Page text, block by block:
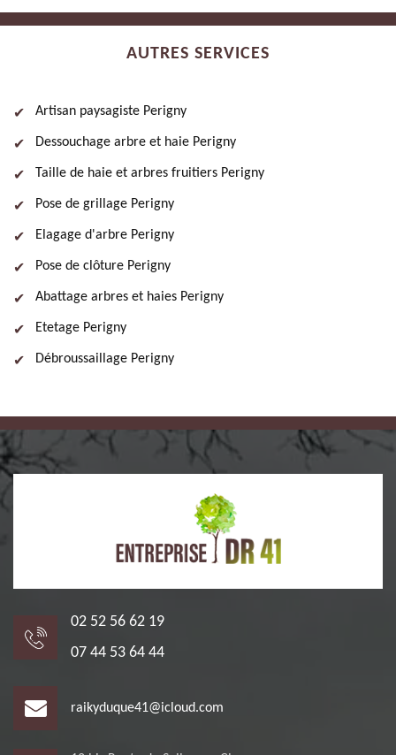
AUTRES SERVICES
Artisan paysagiste Perigny
Dessouchage arbre et haie Perigny
Taille de haie et arbres fruitiers Perigny
Pose de grillage Perigny
Elagage d'arbre Perigny
Pose de clôture Perigny
Abattage arbres et haies Perigny
Etetage Perigny
Débroussaillage Perigny
02 52 56 62 19
07 44 53 64 44
raikyduque41@icloud.com